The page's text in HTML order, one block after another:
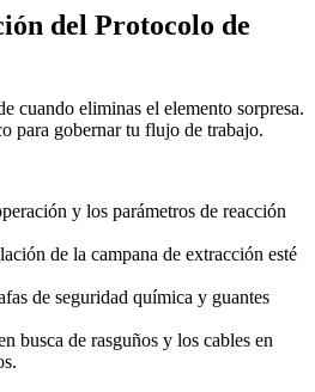
del Protocolo de
cuando eliminas el elemento sorpresa.
para gobernar tu flujo de trabajo.
y los parámetros de reacción
de la campana de extracción esté
de seguridad química y guantes
busca de rasguños y los cables en